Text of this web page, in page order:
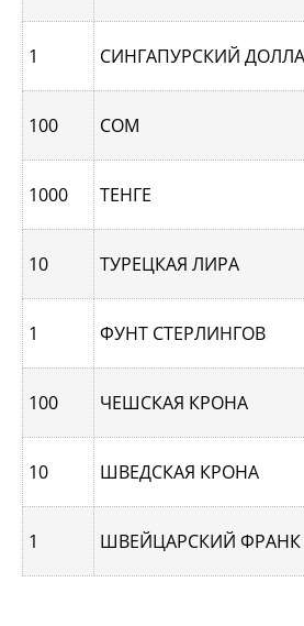
1 СИНГАПУРCКИЙ
100 СОМ
1000 ТЕНГЕ
10 ТУРЕЦКАЯ ЛИРА
1 ФУНТ СТЕРЛИНГОВ
100 ЧЕШСКАЯ КРОНА
10 ШВЕДСКАЯ КРОНА
1 ШВЕЙЦАРСКИЙ ФРАНК